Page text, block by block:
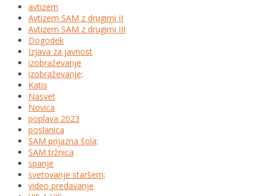
avtizem
Avtizem SAM z drugimi II
Avtizem SAM z drugimi III
Dogodek
Izjava za javnost
izobraževanje
izobraževanje;
Katis
Nasvet
Novica
poplava 2023
poslanica
SAM prijazna šola;
SAM tržnica
spanje
svetovanje staršem;
video predavanje